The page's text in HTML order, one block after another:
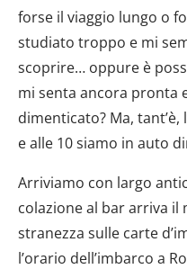
forse il viaggio lungo o
studiato troppo e mi
scoprire… oppure è
mi senta ancora pronta
dimenticato? Ma,
e alle 10 siamo in auto
Arriviamo con largo
colazione al bar arriva il
stranezza sulle carte
l’orario dell’imbarco a